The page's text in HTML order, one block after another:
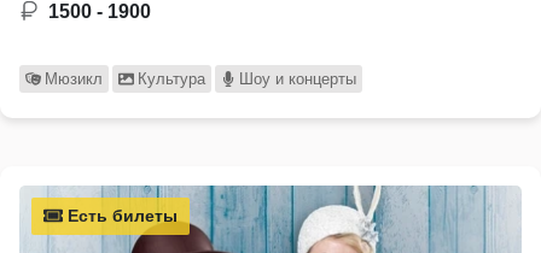
1500 - 1900
Мюзикл Культура Шоу и концерты
Есть билеты